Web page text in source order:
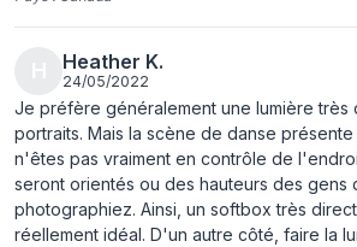
Heather K.
24/05/2022
Je préfère généralement une lumière très
portraits. Mais la scène de danse
n'êtes pas vraiment en contrôle de
seront orientés ou des hauteurs des gens
photographiez. Ainsi, un softbox très
réellement idéal. D'un autre côté, faire la